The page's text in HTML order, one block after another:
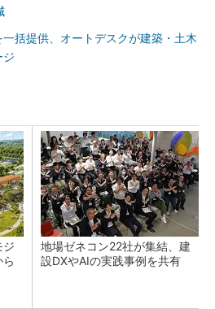
括提供、オートデスクが建築・土木
ジ
ジ
地場ゼネコン22社が集結、建
設DXやAIの実践事例を共有